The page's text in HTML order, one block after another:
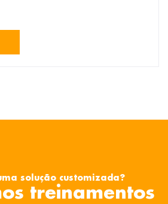
solução customizada?
treinamentos